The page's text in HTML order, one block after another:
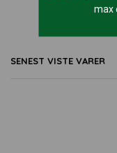
max
SENEST VISTE VARER